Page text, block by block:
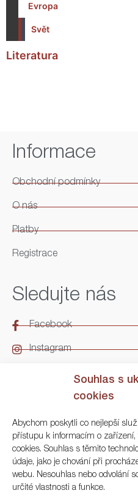
Souhlas s
cookies
Abychom poskytli co nejlepší
přístupu k informacím o zařízení,
cookies. Souhlas s těmito
údaje, jako je chování při
webu. Nesouhlas nebo odvolání
určité vlastnosti a funkce.
Evropa
Svět
Literatura
Informace
Obchodní podmínky
O nás
Platby
Registrace
Sledujte nás
Facebook
Instagram
Kontakt
ARGO Numismatika
Korunní 83, Praha 3
+420 222 561 343